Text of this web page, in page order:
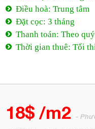
Điều hoà: Trung tâm
Đặt cọc: 3 tháng
Thanh toán: Theo quý
Thời gian thuê: Tối
18$ /m2 -